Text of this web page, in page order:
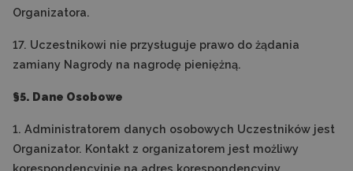
Organizatora.
17. Uczestnikowi nie przysługuje prawo do żądania
zamiany Nagrody na nagrodę pieniężną.
§5. Dane Osobowe
1. Administratorem danych osobowych Uczestników jest
Organizator. Kontakt z organizatorem jest możliwy
korespondencyjnie na adres korespondencyjny